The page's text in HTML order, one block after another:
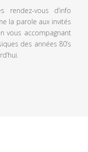
rendez-vous d’info
la parole aux invités
vous accompagnant
des années 80’s